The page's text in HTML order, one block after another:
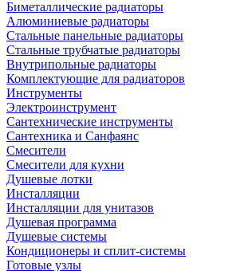
Биметаллические радиаторы
Алюминиевые радиаторы
Стальные панельные радиаторы
Стальные трубчатые радиаторы
Внутрипольные радиаторы
Комплектующие для радиаторов
Инструменты
Электроинструмент
Сантехнические инструменты
Сантехника и Санфаянс
Смесители
Смесители для кухни
Душевые лотки
Инсталляции
Инсталляции для унитазов
Душевая программа
Душевые системы
Кондиционеры и сплит-системы
Готовые узлы